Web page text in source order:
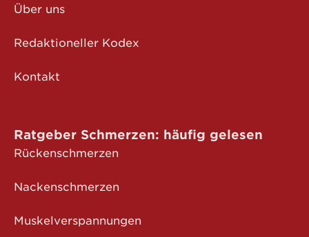
Über uns
Redaktioneller Kodex
Kontakt
Ratgeber Schmerzen: häufig gelesen
Rückenschmerzen
Nackenschmerzen
Muskelverspannungen